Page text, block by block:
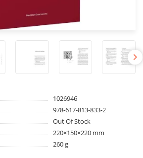
1026946
978-617-813-833-2
Out Of Stock
220×150×220 mm
260 g